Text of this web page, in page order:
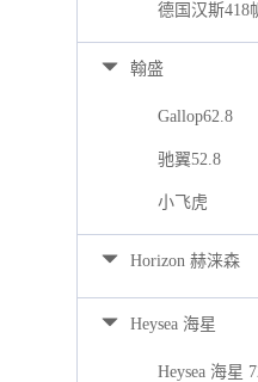
德国汉斯418
翰盛
Gallop62.8
驰翼52.8
小飞虎
Horizon 赫涞森
Heysea 海星
Heysea 海星